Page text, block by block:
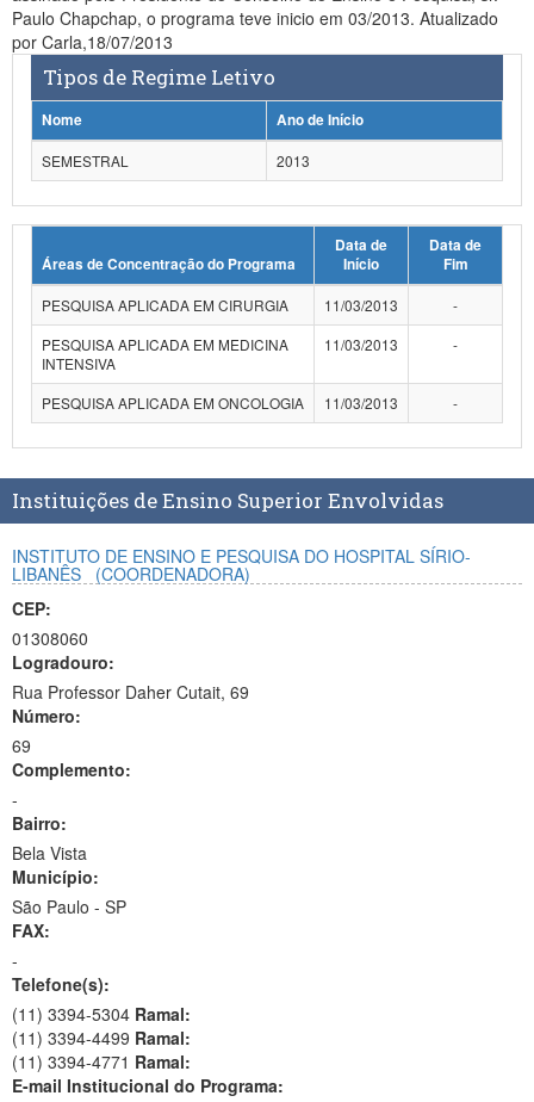
Ministério da Mulher, da Família e dos Direitos Humanos
Secretaria-Geral
Secretaria de Governo
Advocacia-Geral da União
Banco Central do Brasil
Paulo Chapchap, o programa teve inicio em 03/2013. Atualizado
por Carla,18/07/2013
Tipos de Regime Letivo
Nome
Ano de Início
SEMESTRAL
2013
Áreas de Concentração do Programa
Data de
Início
Data de
Fim
PESQUISA APLICADA EM CIRURGIA
11/03/2013
-
PESQUISA APLICADA EM MEDICINA
INTENSIVA
11/03/2013 -
PESQUISA APLICADA EM ONCOLOGIA 11/03/2013 -
Instituições de Ensino Superior Envolvidas
INSTITUTO DE ENSINO E PESQUISA DO HOSPITAL SÍRIO-
LIBANÊS
(COORDENADORA)
CEP:
01308060
Logradouro:
Rua Professor Daher Cutait, 69
Número:
69
Complemento:
-
Bairro:
Bela Vista
Município:
São Paulo - SP
FAX:
-
Telefone(s):
(11) 3394-5304 Ramal:
(11) 3394-4499 Ramal:
(11) 3394-4771 Ramal:
E-mail Institucional do Programa: